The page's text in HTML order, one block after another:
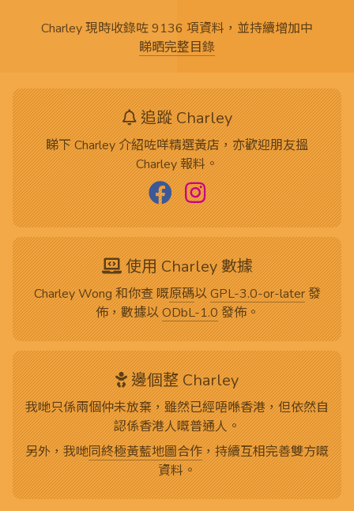
Charley 現時收錄咗 9136 項資料，並持續增加中
睇晒完整目錄
追蹤 Charley
睇下 Charley 介紹咗咩精選黃店，亦歡迎朋友搵
Charley 報料。
使用 Charley 數據
Charley Wong 和你查 嘅原碼以GPL-3.0-or-later發
佈，數據以ODbL-1.0發佈。
邊個整 Charley
我哋只係兩個仲未放棄，雖然已經唔喺香港，但依然自
認係香港人嘅普通人。
另外，我哋同終極黃藍地圖合作，持續互相完善雙方嘅
資料。